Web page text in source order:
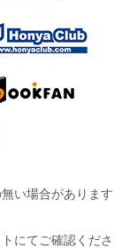
い場合があります
にてご確認くださ